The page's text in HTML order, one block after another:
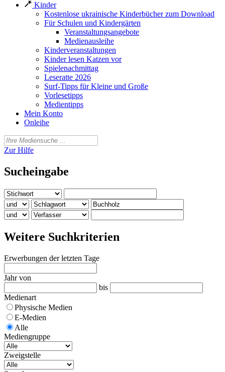
Kinder
Kostenlose ukrainische Kinderbücher zum Download
Für Schulen und Kindergärten
Veranstaltungsangebote
Medienausleihe
Kinderveranstaltungen
Kinder lesen Katzen vor
Spielenachmittag
Leseratte 2026
Surf-Tipps für Kleine und Große
Vorlesetipps
Medientipps
Mein Konto
Onleihe
Zur Hilfe
Sucheingabe
Weitere Suchkriterien
Erwerbungen der letzten Tage
Jahr von
bis
Medienart
Physische Medien
E-Medien
Alle
Mediengruppe
Zweigstelle